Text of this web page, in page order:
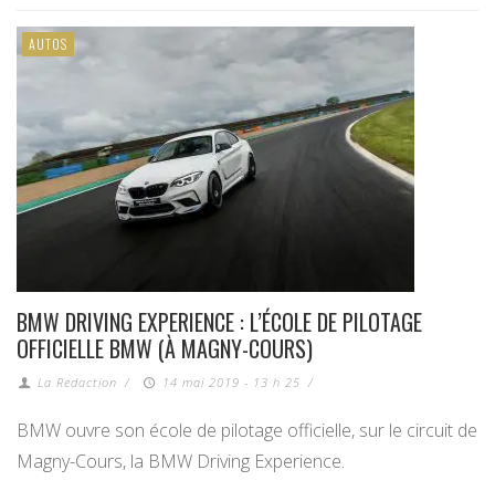
AUTOS
BMW DRIVING EXPERIENCE : L’ÉCOLE DE PILOTAGE
OFFICIELLE BMW (À MAGNY-COURS)
La Redaction / 14 mai 2019 - 13 h 25 /
BMW ouvre son école de pilotage officielle, sur le circuit de
Magny-Cours, la BMW Driving Experience.